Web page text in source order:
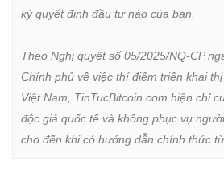
kỳ quyết định đầu tư nào của bạn.
Theo Nghị quyết số 05/2025/NQ-CP
Chính phủ về việc thí điểm triển khai
Việt Nam, TinTucBitcoin.com hiện chỉ
độc giả quốc tế và không phục vụ
cho đến khi có hướng dẫn chính thức